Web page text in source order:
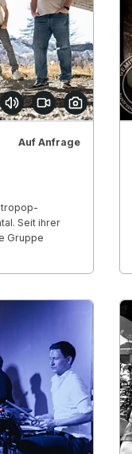
Auf Anfrage
Seit ihrer
Gruppe